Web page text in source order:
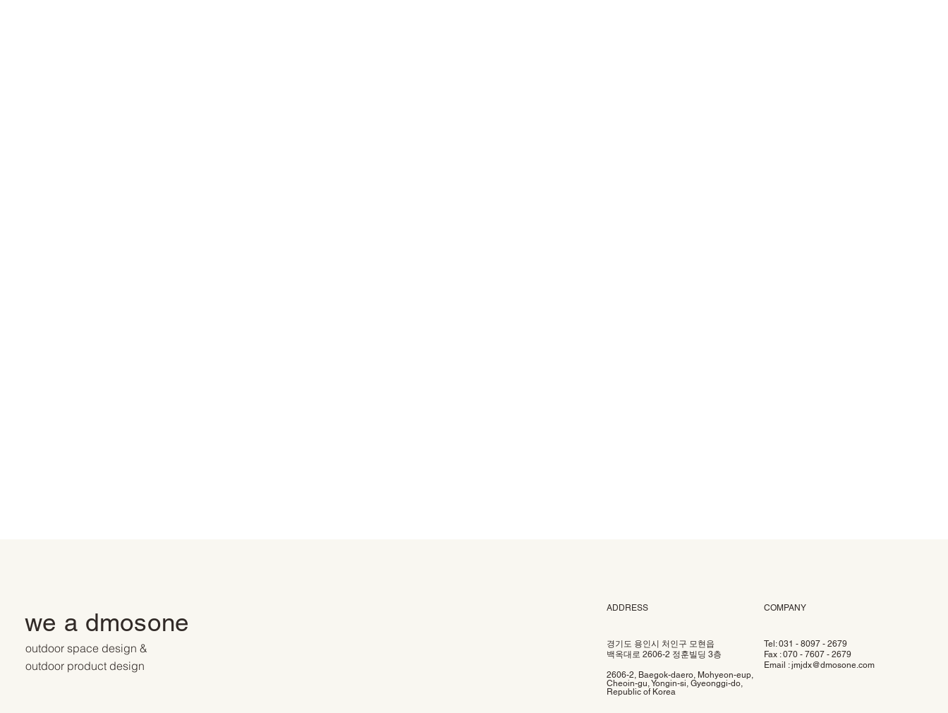
we a dmosone
outdoor space design &
outdoor product design
ADDRESS
경기도 용인시 처인구 모현읍
백옥대로 2606-2 정훈빌딩 3층
2606-2, Baegok-daero, Mohyeon-eup,
Cheoin-gu, Yongin-si, Gyeonggi-do,
Republic of Korea
COMPANY
Tel: 031 - 8097 - 2679
Fax : 070 - 7607 - 2679
Email :jmjdx@dmosone.com